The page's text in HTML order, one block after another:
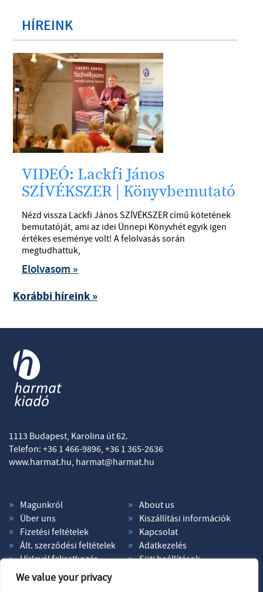
We value your privacy
HÍREINK
VIDEÓ: Lackfi János
SZÍVÉKSZER | Könyvbemutató
Nézd vissza Lackfi János SZÍVÉKSZER című kötetének
bemutatóját, ami az idei Ünnepi Könyvhét egyik igen
értékes eseménye volt! A felolvasás során
megtudhattuk,
Elolvasom »
Korábbi híreink »
1113 Budapest, Karolina út 62.
Telefon: +36 1 466-9896, +36 1 365-2636
www.harmat.hu, harmat@harmat.hu
Magunkról
About us
Über uns
Kiszállítási információk
Fizetési feltételek
Kapcsolat
Ált. szerződési feltételek
Adatkezelés
Hírlevél feliratkozás
Süti beállítások